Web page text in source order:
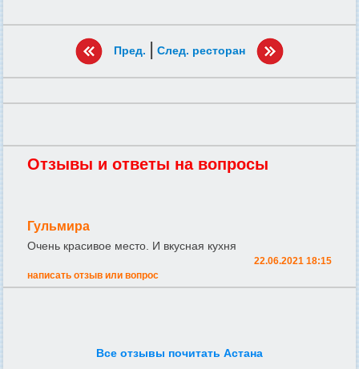
Пред. | След. ресторан
Отзывы и ответы на вопросы
Гульмира
Очень красивое место. И вкусная кухня
22.06.2021 18:15
написать отзыв или вопрос
Все отзывы почитать Астана